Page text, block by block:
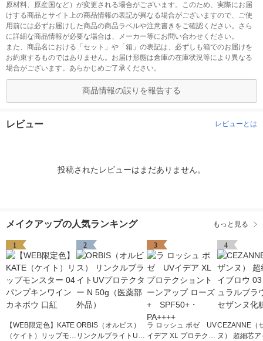
原材料、原産国など）が変更される場合がございます。このため、実際にお届
けする商品とサイト上の商品情報の表記が異なる場合がございますので、ご使
用前には必ずお届けした商品の商品ラベルや注意書きをご確認ください。さら
に詳細な商品情報が必要な場合は、メーカー等にお問い合わせください。
また、商品名における「セット」や「箱」の表記は、必ずしも箱でのお届けを
お約束するものではありません。お届け形態は倉庫の在庫状況等により異なる
場合がございます。あらかじめご了承ください。
商品情報の誤りを報告する
レビュー レビューとは
投稿されたレビューはまだありません。
メイクアップの人気ランキング もっと見る
1
【WEB限定色】KATE
（ケイト）リップモン
2
ORBIS（オルビス）
リンクルブライトUV
3
ラ ロッシュ ポゼ UV
イデア XL プロテクシ
4
CEZANNE（
ヌ） 超細芯